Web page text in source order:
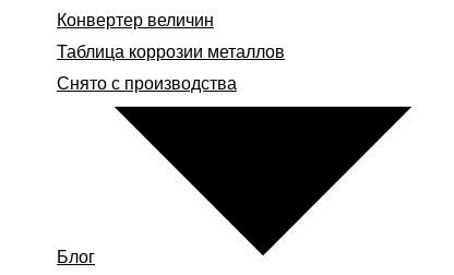
Конвертер величин
Таблица коррозии металлов
Снято с производства
Блог